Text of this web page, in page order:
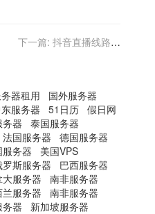
下一篇: 抖音直播线路优
器租用
国外服务器
服务器 51日历 假日网
务器
泰国服务器
法国服务器
德国服务器
服务器
美国VPS
罗斯服务器
巴西服务器
大服务器
南非服务器
兰服务器
南非服务器
务器 新加坡服务器